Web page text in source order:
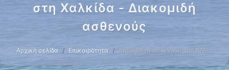
στη Χαλκίδα - Διακομιδή
ασθενούς
Αρχική σελίδα Επικαιρότητα Αποβίβαση ασθενούς από Κ/Ζ …